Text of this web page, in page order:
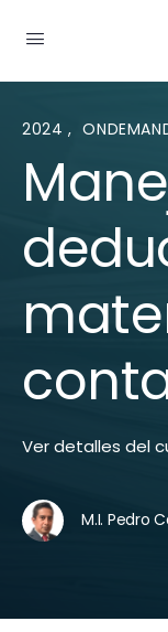
2024,
Ver detalles del
M.I. Pedro